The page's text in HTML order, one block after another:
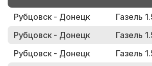
Рубцовск - Донецк Газель
Рубцовск - Донецк
Газель
Рубцовск - Донецк
Газель